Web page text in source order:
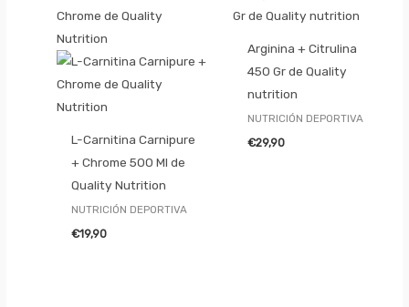
L-Carnitina Carnipure
+ Chrome 500 Ml de
Quality Nutrition
NUTRICIÓN DEPORTIVA
€19,90
Arginina + Citrulina
450 Gr de Quality
nutrition
NUTRICIÓN DEPORTIVA
€29,90